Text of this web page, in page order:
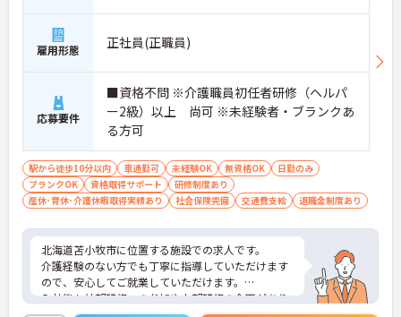
雇用形態 正社員(正職員)
応募要件
■資格不問 ※介護職員初任者研修（ヘルパ
ー2級）以上 尚可 ※未経験者・ブランクあ
る方可
駅から徒歩10分以内 車通勤可 未経験OK 無資格OK
日勤のみ
ブランクOK
資格取得サポート
研修制度あり
産休･育休･介護休暇取得実績あり
社会保険完備 交通費支給 退職金制度あり
北海道苫小牧市に位置する施設での求人です。
介護経験のない方でも丁寧に指導していただけます
ので、安心してご就業していただけます。
入社後も外部研修への参加や内部研修の企画があり